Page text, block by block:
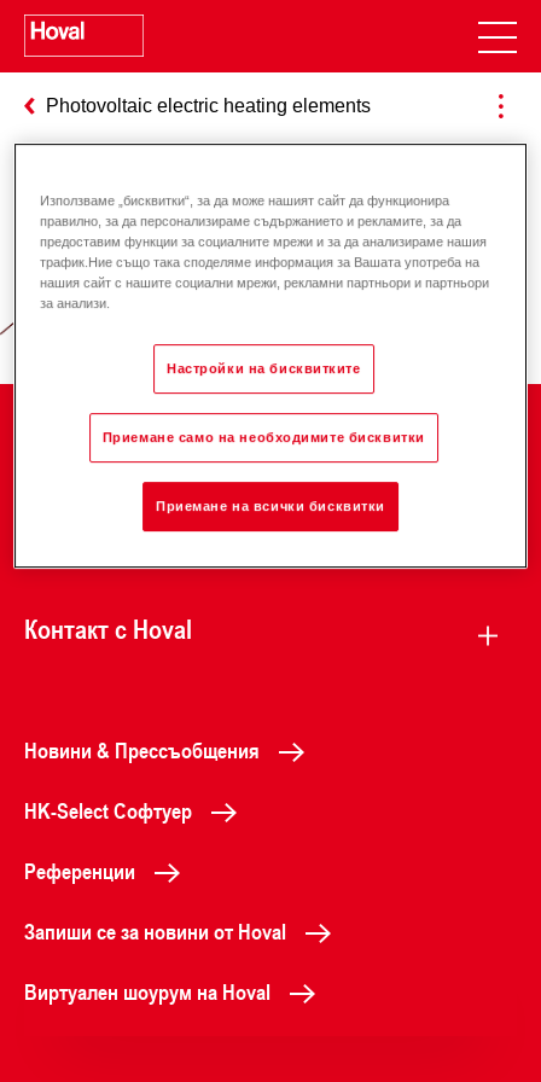
Photovoltaic electric heating elements
Отговорност за енергията и
околната среда
Компания
Контакт с Hoval
Новини & Прессъобщения
HK-Select Софтуер
Референции
Запиши се за новини от Hoval
Виртуален шоурум на Hoval
Използваме „бисквитки“, за да може нашият сайт да функционира
правилно, за да персонализираме съдържанието и рекламите, за да
предоставим функции за социалните мрежи и за да анализираме нашия
трафик.Ние също така споделяме информация за Вашата употреба на
нашия сайт с нашите социални мрежи, рекламни партньори и партньори
за анализи.
Настройки на бисквитките
Приемане само на необходимите бисквитки
Приемане на всички бисквитки